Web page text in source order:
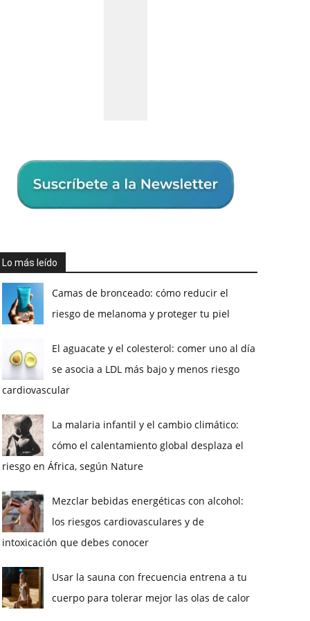
Lo más leído
Camas de bronceado: cómo reducir el
riesgo de melanoma y proteger tu piel
El aguacate y el colesterol: comer uno al día
se asocia a LDL más bajo y menos riesgo
cardiovascular
La malaria infantil y el cambio climático:
cómo el calentamiento global desplaza el
riesgo en África, según Nature
Mezclar bebidas energéticas con alcohol:
los riesgos cardiovasculares y de
intoxicación que debes conocer
Usar la sauna con frecuencia entrena a tu
cuerpo para tolerar mejor las olas de calor